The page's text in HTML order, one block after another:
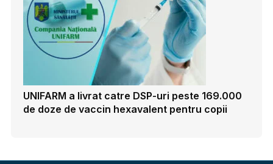
UNIFARM a livrat catre DSP-uri peste 169.000
de doze de vaccin hexavalent pentru copii